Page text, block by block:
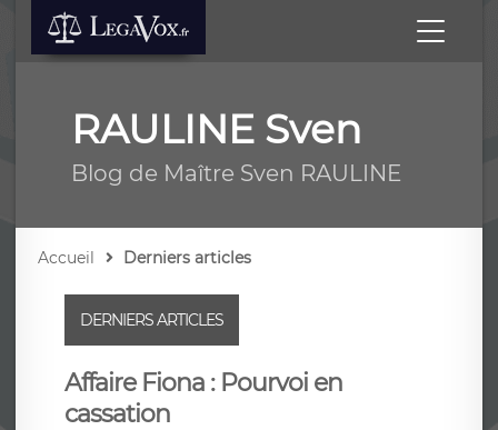
RAULINE Sven
Blog de Maître Sven RAULINE
Accueil Derniers articles
DERNIERS ARTICLES
Affaire Fiona : Pourvoi en
cassation